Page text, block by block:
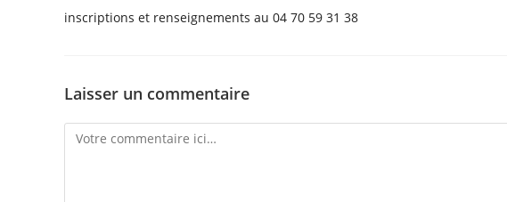
inscriptions et renseignements au 04 70 59 31 38
Laisser un commentaire